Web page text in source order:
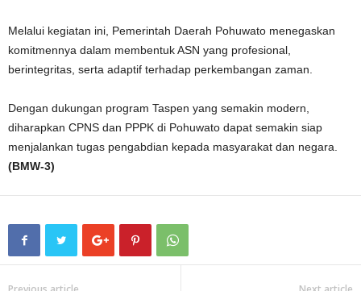
Melalui kegiatan ini, Pemerintah Daerah Pohuwato menegaskan
komitmennya dalam membentuk ASN yang profesional,
berintegritas, serta adaptif terhadap perkembangan zaman.
Dengan dukungan program Taspen yang semakin modern,
diharapkan CPNS dan PPPK di Pohuwato dapat semakin siap
menjalankan tugas pengabdian kepada masyarakat dan negara.
(BMW-3)